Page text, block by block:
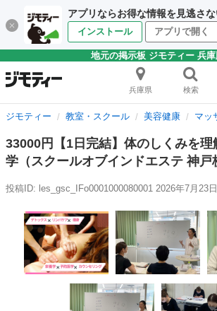
アプリならお得な情報を見逃さな
インストール アプリで開く
地元の掲示板 ジモティー 兵
兵庫県 検索
ジモティー 教室・スクール 美容健康 マッ
33000円【1日完結】体のしくみを理
学（スクールオブインドエステ 神戸
投稿ID: les_gsc_IFo0001000080001 2026年7月23